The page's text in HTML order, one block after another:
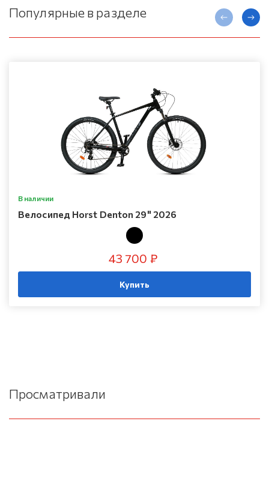
Популярные в разделе
В наличии
Велосипед Horst Denton 29" 2026
43 700 ₽
Купить
Просматривали